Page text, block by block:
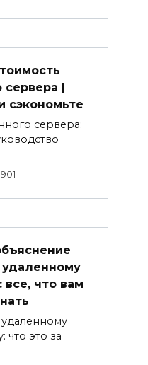
|
сэкономьте
сервера:
901
все, что вам
что это за